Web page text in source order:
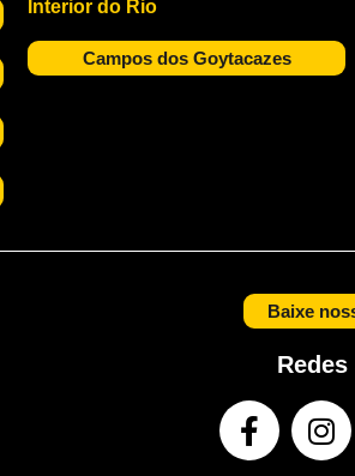
Interior do Rio
Campos dos Goytacazes
Baixe